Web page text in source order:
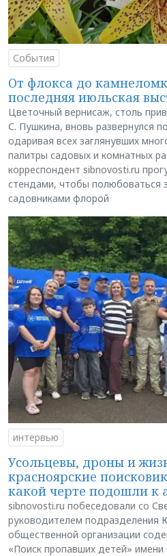
События
От флокса до
последняя июльская
Цветочный вернисаж, столь
С. Пушкина, вновь развернулся
одаривая всех заглянувших
палитры садовых и комнатных
корреспондент sibnovosti.ru
стендами, чтобы полюбоваться
садовниками флорой
интервью
Усольцевы, дроны и
красноярские
какой черте подошли к
sibnovosti.ru побеседовали со
руководителем подразделения
общественной организации
«Поиск пропавших детей»